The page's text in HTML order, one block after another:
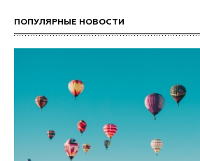
ПОПУЛЯРНЫЕ НОВОСТИ